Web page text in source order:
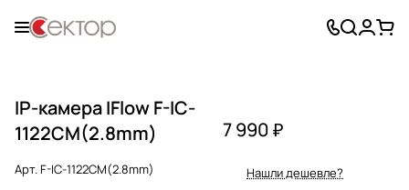
IP-камера IFlow F-IC-
1122CM(2.8mm)
Арт.F-IC-1122CM(2.8mm)
7 990 ₽
Нашли дешевле?